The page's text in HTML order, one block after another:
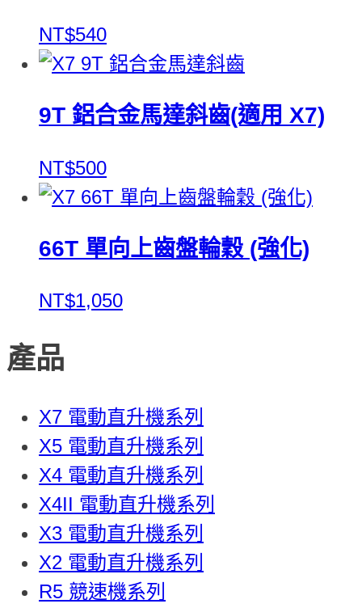
NT$540
9T 鋁合金馬達斜齒(適用 X7)
NT$500
66T 單向上齒盤輪穀 (強化)
NT$1,050
產品
X7 電動直升機系列
X5 電動直升機系列
X4 電動直升機系列
X4II 電動直升機系列
X3 電動直升機系列
X2 電動直升機系列
R5 競速機系列